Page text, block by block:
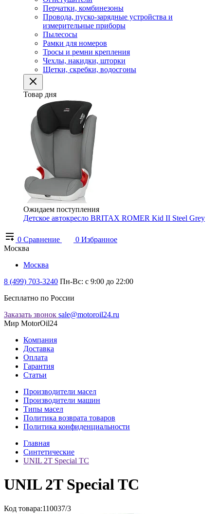
Перчатки, комбинезоны
Провода, пуско-зарядные устройства и
измерительные приборы
Пылесосы
Рамки для номеров
Тросы и ремни крепления
Чехлы, накидки, шторки
Щетки, скребки, водосгоны
Товар дня
Ожидаем поступления
Детское автокресло BRITAX ROMER Kid II Steel Grey
0 Сравнение 0 Избранное
Москва
Москва
8 (499) 703-3240 Пн-Вс: с 9:00 до 22:00
Бесплатно по России
Заказать звонок sale@motoroil24.ru
Мир MotorOil24
Компания
Доставка
Оплата
Гарантия
Статьи
Производители масел
Производители машин
Типы масел
Политика возврата товаров
Политика конфиденциальности
Главная
Синтетические
UNIL 2T Special TC
UNIL 2T Special TC
Код товара:110037/3